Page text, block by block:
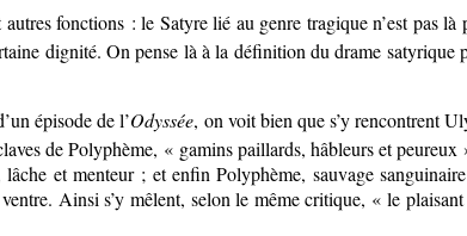
fonctions : le Satyre lié au genre tragique n’est pas
dignité. On pense là à la définition du drame satyrique
épisode de l’Odyssée, on voit bien que s’y rencontrent
de Polyphème, « gamins paillards, hâbleurs et
et menteur ; et enfin Polyphème, sauvage
Ainsi s’y mêlent, selon le même critique, « le